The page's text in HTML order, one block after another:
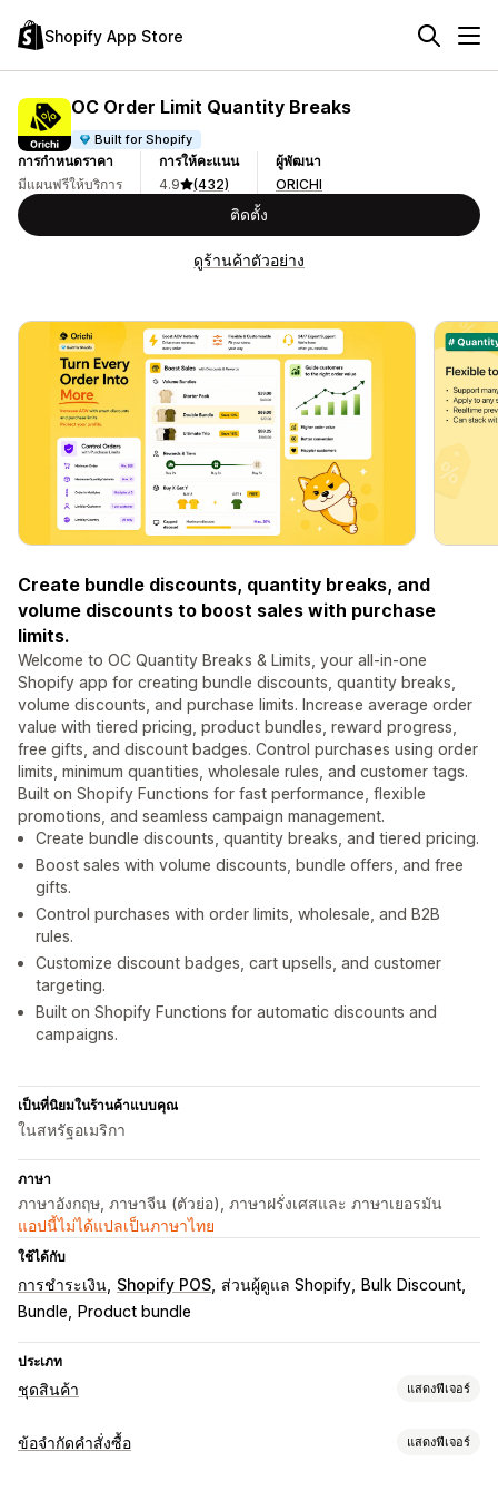
Shopify App Store
OC Order Limit Quantity Breaks
Built for Shopify
การกำหนดราคา
มีแผนฟรีให้บริการ
การให้คะแนน
4.9
(432)
ผู้พัฒนา
ORICHI
ติดตั้ง
ดูร้านค้าตัวอย่าง
Create bundle discounts, quantity breaks, and
volume discounts to boost sales with purchase
limits.
Welcome to OC Quantity Breaks & Limits, your all-in-one
Shopify app for creating bundle discounts, quantity breaks,
volume discounts, and purchase limits. Increase average order
value with tiered pricing, product bundles, reward progress,
free gifts, and discount badges. Control purchases using order
limits, minimum quantities, wholesale rules, and customer tags.
Built on Shopify Functions for fast performance, flexible
promotions, and seamless campaign management.
Create bundle discounts, quantity breaks, and tiered pricing.
Boost sales with volume discounts, bundle offers, and free
gifts.
Control purchases with order limits, wholesale, and B2B
rules.
Customize discount badges, cart upsells, and customer
targeting.
Built on Shopify Functions for automatic discounts and
campaigns.
เป็นที่นิยมในร้านค้าแบบคุณ
ในสหรัฐอเมริกา
ภาษา
ภาษาอังกฤษ, ภาษาจีน (ตัวย่อ), ภาษาฝรั่งเศสและ ภาษาเยอรมัน
แอปนี้ไม่ได้แปลเป็นภาษาไทย
ใช้ได้กับ
การชำระเงิน Shopify POS ส่วนผู้ดูแล Shopify
Bulk Discount
Bundle
Product bundle
ประเภท
ชุดสินค้า แสดงฟีเจอร์
ประเภทชุดสินค้า
ข้อจำกัดคำสั่งซื้อ แสดงฟีเจอร์